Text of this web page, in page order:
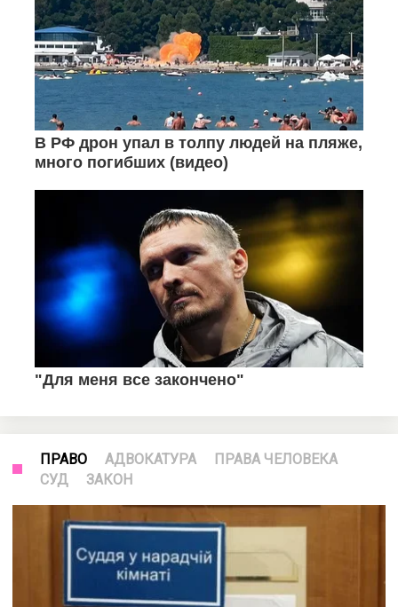
ПРАВО АДВОКАТУРА
ПРАВА ЧЕЛОВЕКА
СУД
ЗАКОН